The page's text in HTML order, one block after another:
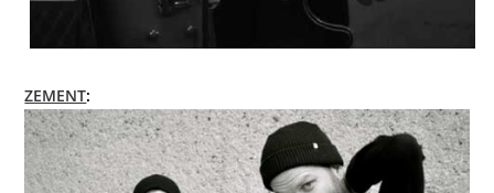
ZEMENT: